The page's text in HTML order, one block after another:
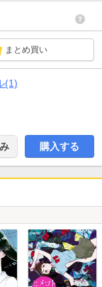
まとめ買い
(1)
購入する